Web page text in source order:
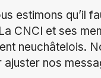
estimons qu’il
CNCI et ses
neuchâtelois.
nos